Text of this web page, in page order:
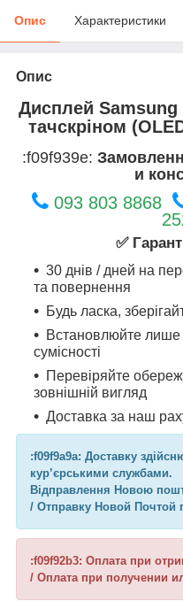
Опис Характеристики
Опис
Дисплей Samsung
тачскріном
:f09f939e:
и
093 803 8868
✅
30 днів / дней на
та повернення
Будь ласка,
Встановлюйте лише
сумісності
Перевіряйте
зовнішній вигляд
Доставка за наш
:f09f9a9a: Доставку
кур’єрськими службами.
Відправлення Новою
/ Отправку Новой Почтой
:f09f92b3: Оплата при
/ Оплата при получении